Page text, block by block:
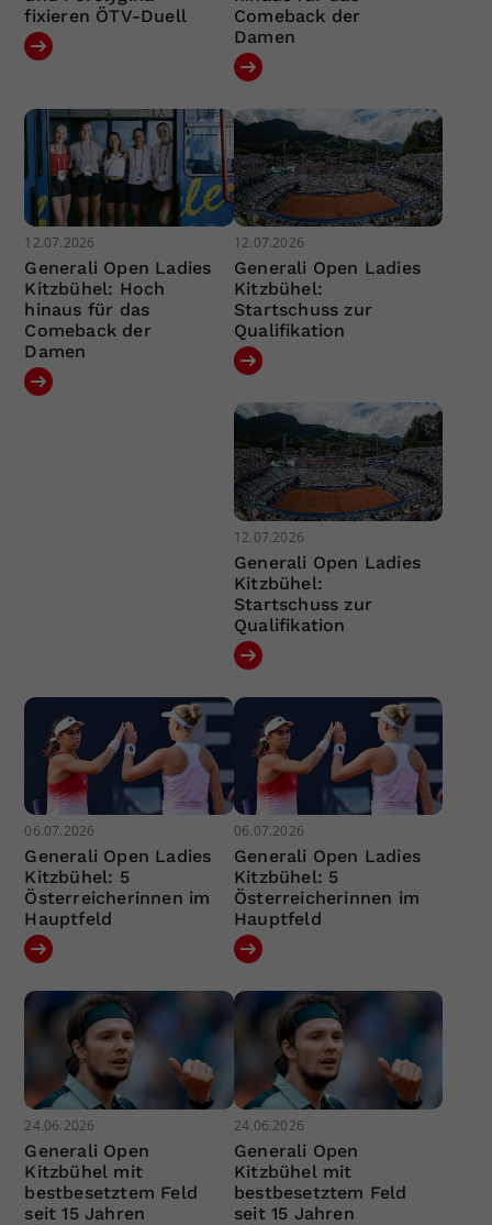
fixieren ÖTV-Duell
Comeback der
Damen
12.07.2026
Generali Open Ladies
Kitzbühel: Hoch
hinaus für das
Comeback der
Damen
12.07.2026
Generali Open Ladies
Kitzbühel:
Startschuss zur
Qualifikation
12.07.2026
Generali Open Ladies
Kitzbühel:
Startschuss zur
Qualifikation
06.07.2026
Generali Open Ladies
Kitzbühel: 5
Österreicherinnen im
Hauptfeld
06.07.2026
Generali Open Ladies
Kitzbühel: 5
Österreicherinnen im
Hauptfeld
24.06.2026
Generali Open
Kitzbühel mit
bestbesetztem Feld
seit 15 Jahren
24.06.2026
Generali Open
Kitzbühel mit
bestbesetztem Feld
seit 15 Jahren